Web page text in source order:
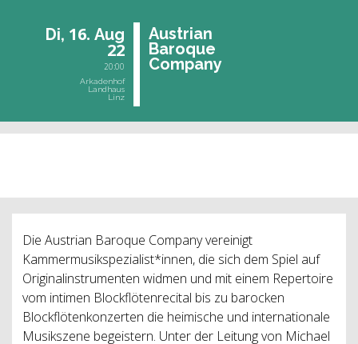
Di, 16. Aug
22
20:00
Arkadenhof
Landhaus
Linz
Aus­tri­an
Ba­ro­que
Com­pany
Die Austrian Baroque Company vereinigt
Kammermusikspezialist*innen, die sich dem Spiel auf
Originalinstrumenten widmen und mit einem Repertoire
vom intimen Blockflötenrecital bis zu barocken
Blockflötenkonzerten die heimische und internationale
Musikszene begeistern. Unter der Leitung von Michael